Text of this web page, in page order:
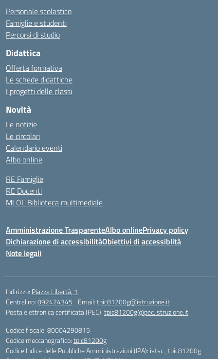
Personale scolastico
Famiglie e studenti
Percorsi di studio
Didattica
Offerta formativa
Le schede didattiche
I progetti delle classi
Novità
Le notizie
Le circolari
Calendario eventi
Albo online
RE Famiglie
RE Docenti
MLOL Biblioteca multimediale
Amministrazione TrasparenteAlbo onlinePrivacy policy
Dichiarazione di accessibilitàObiettivi di accessiblità
Note legali
Indirizzo: Piazza Libertà, 1
Centralino:092424345 Email:tpic81200g@istruzione.it
Posta elettronica certificata (PEC):tpic81200g@pec.istruzione.it
Codice fiscale: 80004290815
Codice meccanografico:tpic81200g
Codice Indice delle Pubbliche Amministrazioni (IPA): istsc_tpic81200g